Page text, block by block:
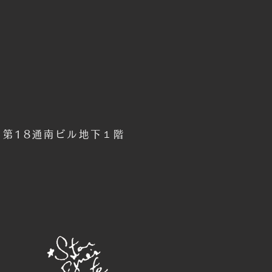
18通南ビル地下１階